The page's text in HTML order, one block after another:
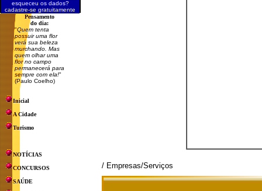
esqueceu os dados?
cadastre-se gratuitamente
Pensamento
do dia:
"Quem tenta
possuir uma flor
verá sua beleza
murchando. Mas
quem olhar uma
flor no campo
permanecerá para
sempre com ela!"
(Paulo Coelho)
Inicial
A Cidade
Turismo
NOTÍCIAS
CONCURSOS
SAÚDE
/ Empresas/Serviços